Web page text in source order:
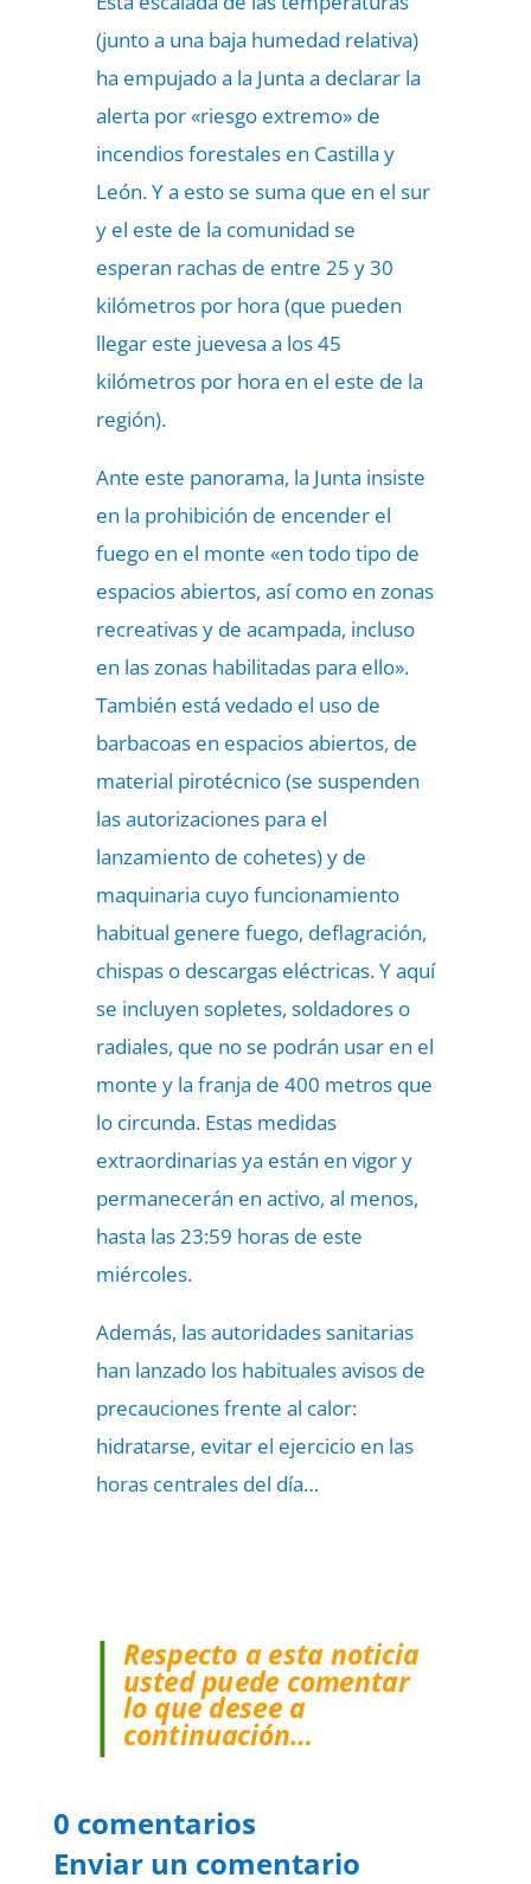
(junto a una baja humedad relativa)
ha empujado a la Junta a declarar la
alerta por «riesgo extremo» de
incendios forestales en Castilla y
León. Y a esto se suma que en el sur
y el este de la comunidad se
esperan rachas de entre 25 y 30
kilómetros por hora (que pueden
llegar este juevesa a los 45
kilómetros por hora en el este de la
región).
Ante este panorama, la Junta insiste
en la prohibición de encender el
fuego en el monte «en todo tipo de
espacios abiertos, así como en zonas
recreativas y de acampada, incluso
en las zonas habilitadas para ello».
También está vedado el uso de
barbacoas en espacios abiertos, de
material pirotécnico (se suspenden
las autorizaciones para el
lanzamiento de cohetes) y de
maquinaria cuyo funcionamiento
habitual genere fuego, deflagración,
chispas o descargas eléctricas. Y aquí
se incluyen sopletes, soldadores o
radiales, que no se podrán usar en el
monte y la franja de 400 metros que
lo circunda. Estas medidas
extraordinarias ya están en vigor y
permanecerán en activo, al menos,
hasta las 23:59 horas de este
miércoles.
Además, las autoridades sanitarias
han lanzado los habituales avisos de
precauciones frente al calor:
hidratarse, evitar el ejercicio en las
horas centrales del día…
Respecto a esta noticia
usted puede comentar
lo que desee a
continuación…
0 comentarios
Enviar un comentario